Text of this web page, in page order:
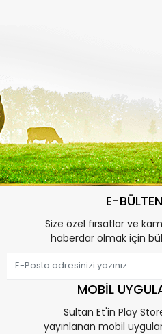
E-
Size özel fırsatlar ve
haberdar olmak için
MOBİL
Sultan Et'in Play
yayınlanan mobil